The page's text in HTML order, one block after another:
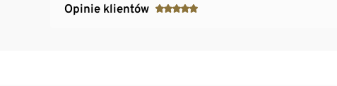
Opinie klientów